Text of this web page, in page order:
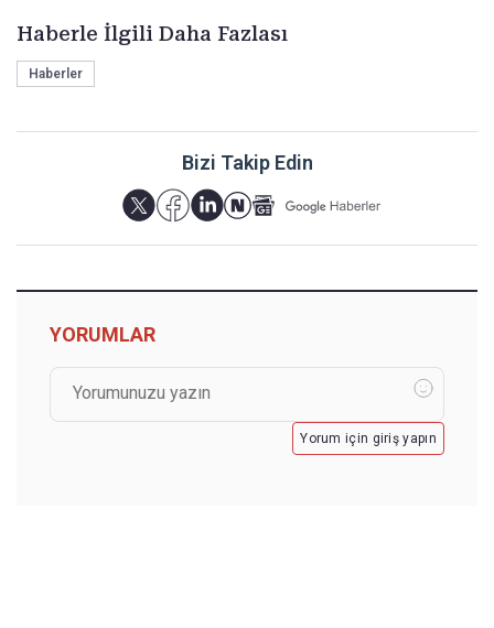
Haberle İlgili Daha Fazlası
Haberler
Bizi Takip Edin
YORUMLAR
Yorum için giriş yapın